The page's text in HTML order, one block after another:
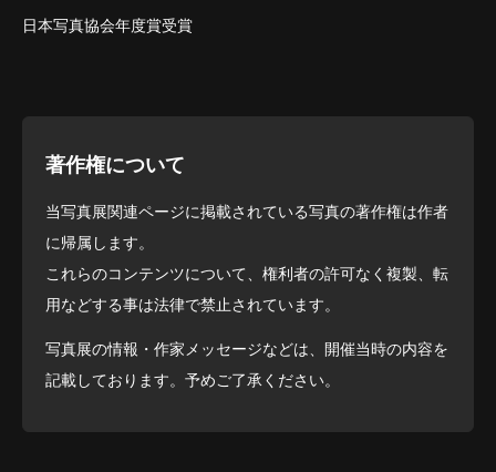
日本写真協会年度賞受賞
著作権について
当写真展関連ページに掲載されている写真の著作権は作者
に帰属します。
これらのコンテンツについて、権利者の許可なく複製、転
用などする事は法律で禁止されています。
写真展の情報・作家メッセージなどは、開催当時の内容を
記載しております。予めご了承ください。